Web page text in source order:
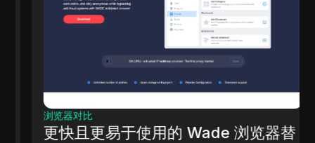
浏览器对比
更快且更易于使用的 Wade 浏览器替